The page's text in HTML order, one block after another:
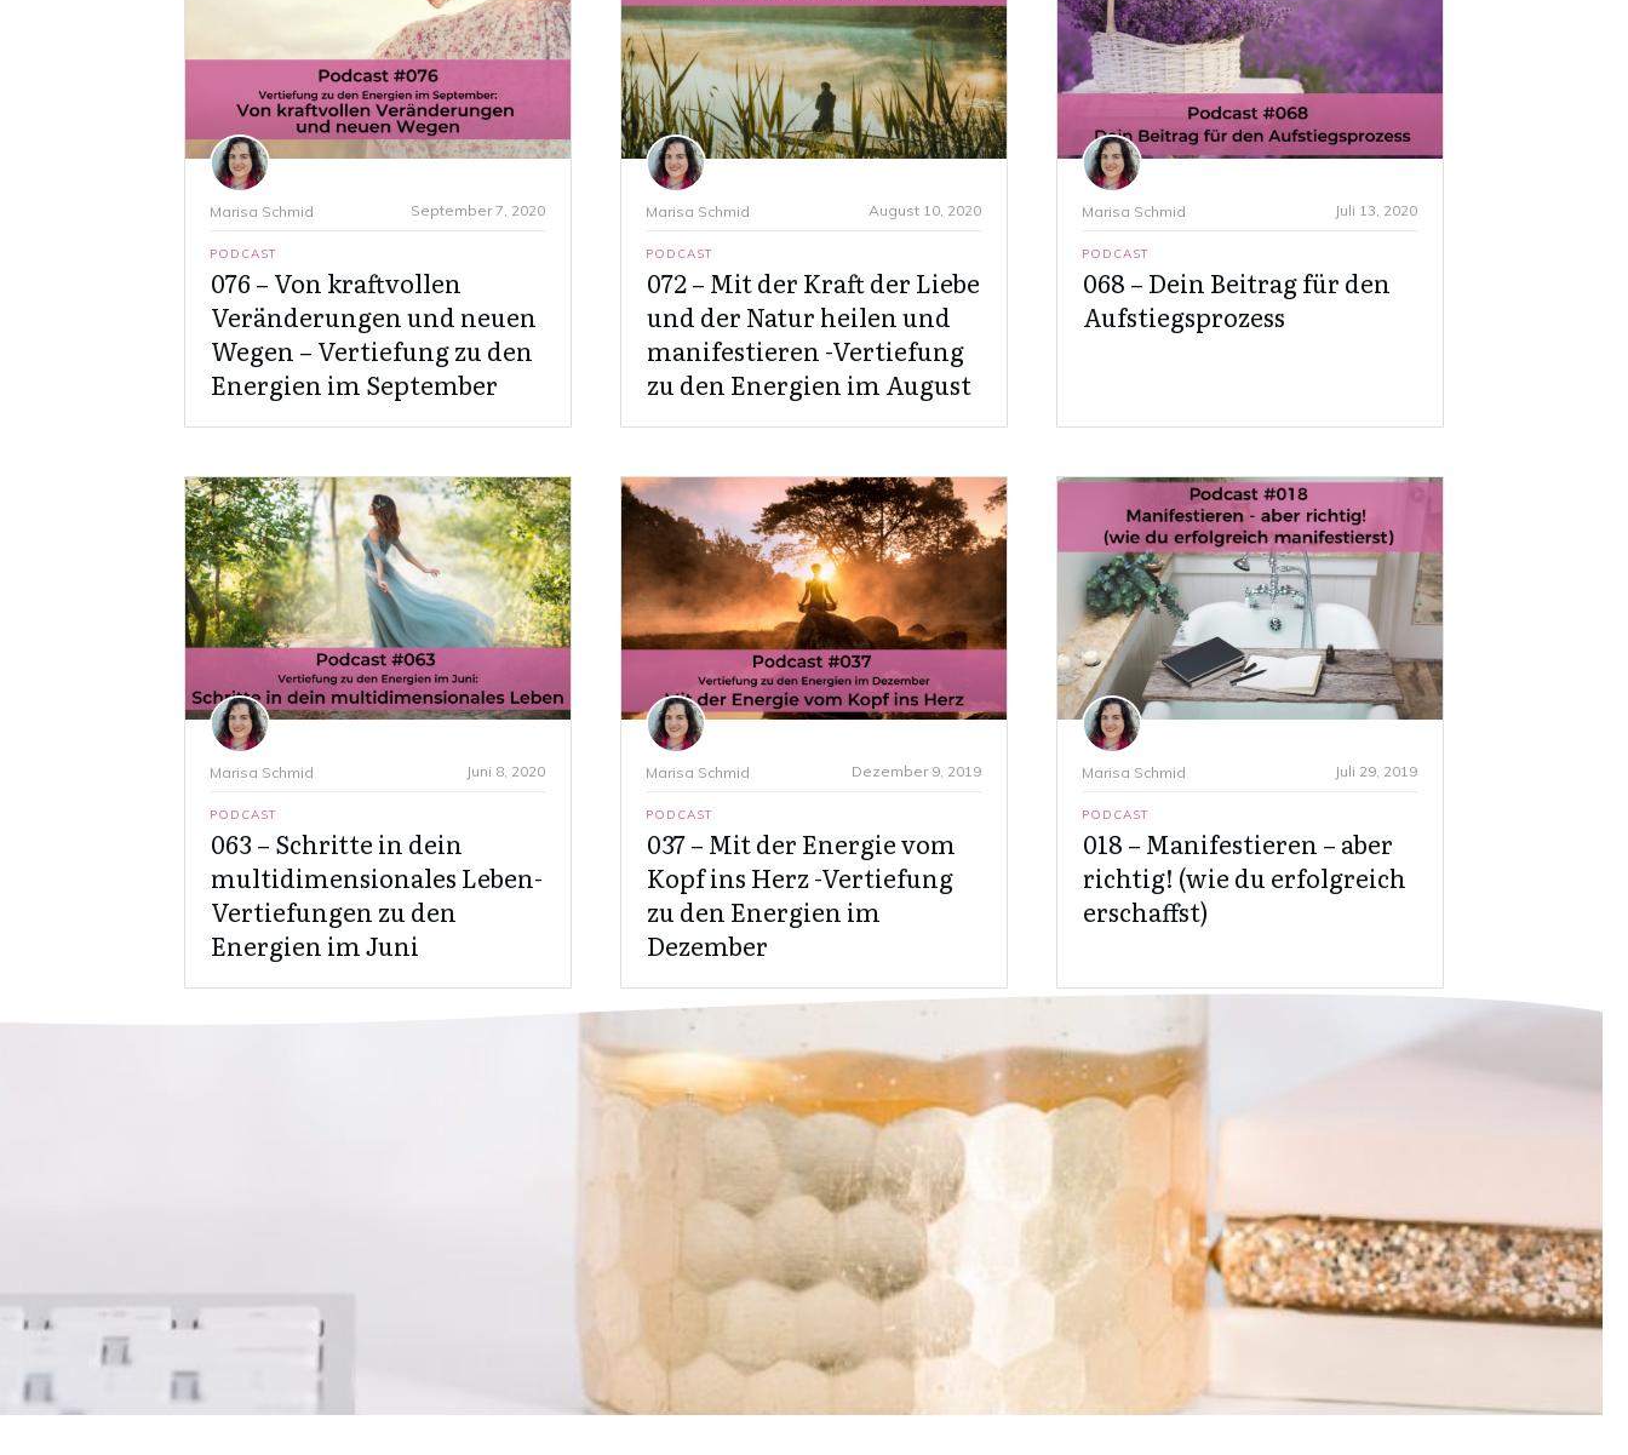
Marisa Schmid September 7, 2020
PODCAST
076 – Von kraftvollen
Veränderungen und neuen
Wegen – Vertiefung zu den
Energien im September
Marisa Schmid August 10, 2020
PODCAST
072 – Mit der Kraft der Liebe
und der Natur heilen und
manifestieren -Vertiefung
zu den Energien im August
Marisa Schmid Juli 13, 2020
PODCAST
068 – Dein Beitrag für den
Aufstiegsprozess
Marisa Schmid Juni 8, 2020
PODCAST
063 – Schritte in dein
multidimensionales Leben-
Vertiefungen zu den
Energien im Juni
Marisa Schmid Dezember 9, 2019
PODCAST
037 – Mit der Energie vom
Kopf ins Herz -Vertiefung
zu den Energien im
Dezember
Marisa Schmid Juli 29, 2019
PODCAST
018 – Manifestieren – aber
richtig! (wie du erfolgreich
erschaffst)